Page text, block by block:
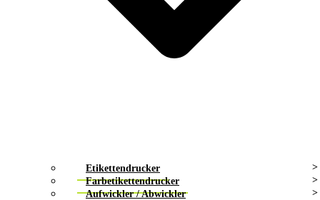
Etikettendrucker
Farbetikettendrucker
Aufwickler / Abwickler